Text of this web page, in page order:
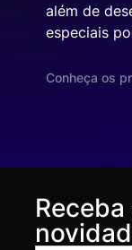
além de
especiais
Conheça os